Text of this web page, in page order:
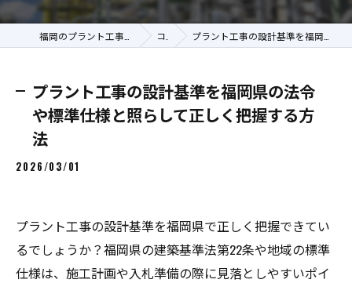
コラム プラント工事の設計基準を福岡県の法令や標準仕様と照らして正しく把握する方法
プラント工事の設計基準を福岡県の法令
や標準仕様と照らして正しく把握する方
法
2026/03/01
プラント工事の設計基準を福岡県で正しく把握できてい
るでしょうか？福岡県の建築基準法第22条や地域の標準
仕様は、施工計画や入札準備の際に見落としやすいポイ